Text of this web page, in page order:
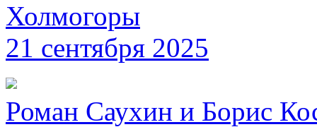
Холмогоры
21 сентября 2025
Роман Саухин и Борис